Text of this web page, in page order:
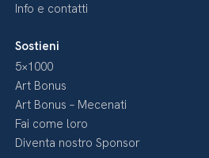
Info e contatti
Sostieni
5×1000
Art Bonus
Art Bonus – Mecenati
Fai come loro
Diventa nostro Sponsor